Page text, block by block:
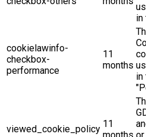
in
cookielawinfo-
checkbox-
performance
11
months
in
viewed_cookie_policy 11